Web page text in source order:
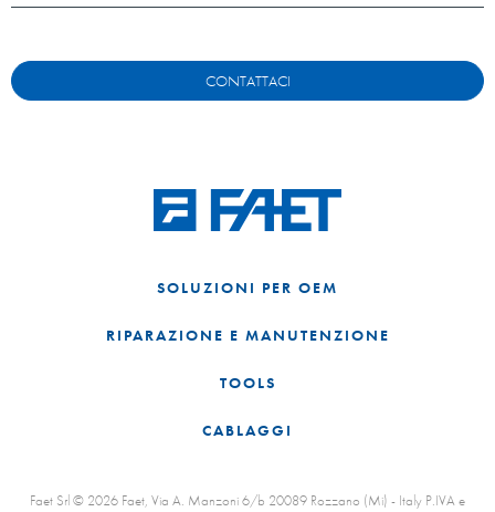
CONTATTACI
SOLUZIONI PER OEM
RIPARAZIONE E MANUTENZIONE
TOOLS
CABLAGGI
Faet Srl © 2026 Faet, Via A. Manzoni 6/b 20089 Rozzano (Mi) - Italy P.IVA e